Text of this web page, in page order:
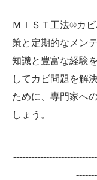
ＭＩＳＴ工法®カ
策と定期的なメン
知識と豊富な経験
してカビ問題を解
ために、専門家へ
しょう。